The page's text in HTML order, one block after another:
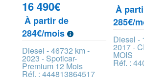
16 490€
À partir de
284€/mois
Diesel - 46732 km -
2023 - Spoticar-
Premium 12 Mois
Réf. : 444813864517
À
285€/
Diesel -
2017 -
MOIS
Réf. :